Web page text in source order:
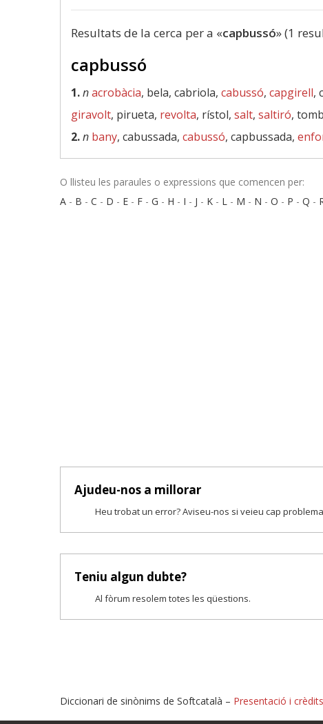
Resultats de la cerca per a «capbussó» (1
capbussó
1.nacrobàcia, bela, cabriola, cabussó, capgirell,
giravolt, pirueta, revolta, rístol, salt, saltiró,
2.n bany, cabussada, cabussó, capbussada,
O llisteu les paraules o expressions que comencen per:
A - B - C - D - E - F - G - H - I - J - K - L - M - N - O - P - Q -
Ajudeu-nos a millorar
Heu trobat un error? Aviseu-nos si veieu cap
Teniu algun dubte?
Al fòrum resolem totes les qüestions.
Diccionari de sinònims de Softcatalà – Presentació i crèdits